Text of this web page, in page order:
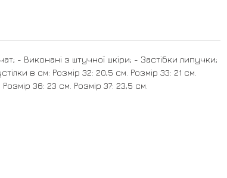
- Виконані з штучної шкіри; - Застібки липучки;
в см: Розмір 32: 20,5 см. Розмір 33: 21 см.
36: 23 см. Розмір 37: 23,5 см.